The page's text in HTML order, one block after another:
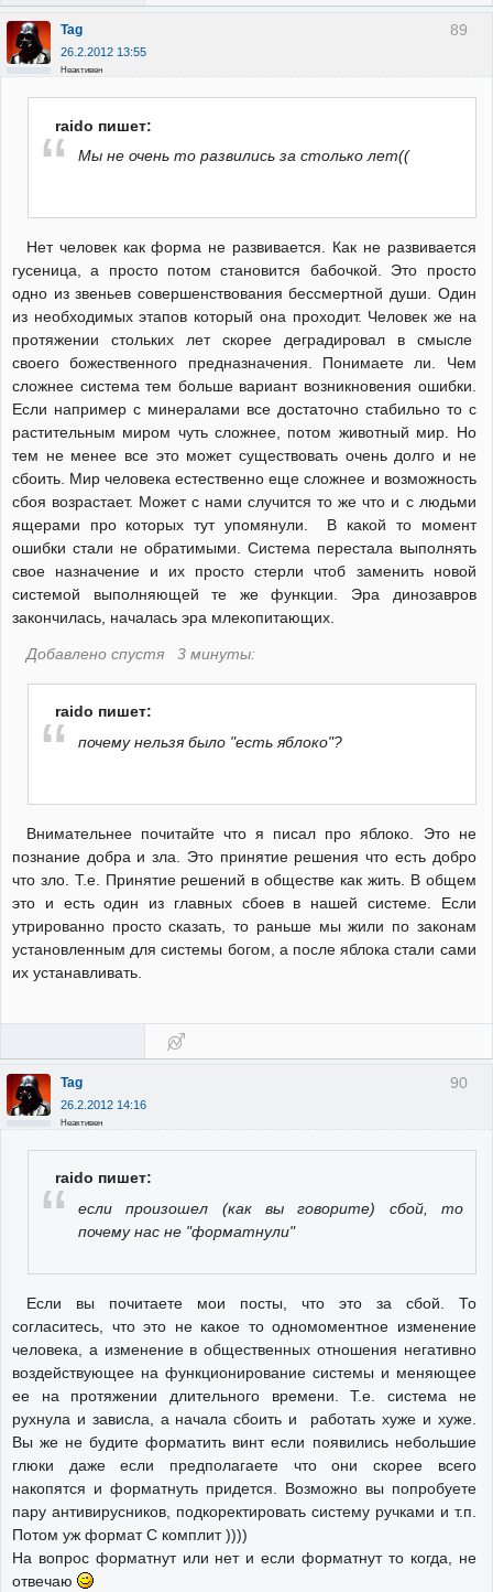
89
Tag
26.2.2012 13:55
Неактивен
raido пишет:
Мы не очень то развились за столько лет((
Нет человек как форма не развивается. Как не развивается
гусеница, а просто потом становится бабочкой. Это просто
одно из звеньев совершенствования бессмертной души. Один
из необходимых этапов который она проходит. Человек же на
протяжении стольких лет скорее деградировал в смысле
своего божественного предназначения. Понимаете ли. Чем
сложнее система тем больше вариант возникновения ошибки.
Если например с минералами все достаточно стабильно то с
растительным миром чуть сложнее, потом животный мир. Но
тем не менее все это может существовать очень долго и не
сбоить. Мир человека естественно еще сложнее и возможность
сбоя возрастает. Может с нами случится то же что и с людьми
ящерами про которых тут упомянули. В какой то момент
ошибки стали не обратимыми. Система перестала выполнять
свое назначение и их просто стерли чтоб заменить новой
системой выполняющей те же функции. Эра динозавров
закончилась, началась эра млекопитающих.
Добавлено спустя 3 минуты:
raido пишет:
почему нельзя было "есть яблоко"?
Внимательнее почитайте что я писал про яблоко. Это не
познание добра и зла. Это принятие решения что есть добро
что зло. Т.е. Принятие решений в обществе как жить. В общем
это и есть один из главных сбоев в нашей системе. Если
утрированно просто сказать, то раньше мы жили по законам
установленным для системы богом, а после яблока стали сами
их устанавливать.
90
Tag
26.2.2012 14:16
Неактивен
raido пишет:
если произошел (как вы говорите) сбой, то
почему нас не "форматнули"
Если вы почитаете мои посты, что это за сбой. То
согласитесь, что это не какое то одномоментное изменение
человека, а изменение в общественных отношения негативно
воздействующее на функционирование системы и меняющее
ее на протяжении длительного времени. Т.е. система не
рухнула и зависла, а начала сбоить и работать хуже и хуже.
Вы же не будите форматить винт если появились небольшие
глюки даже если предполагаете что они скорее всего
накопятся и форматнуть придется. Возможно вы попробуете
пару антивирусников, подкоректировать систему ручками и т.п.
Потом уж формат С комплит ))))
На вопрос форматнут или нет и если форматнут то когда, не
отвечаю